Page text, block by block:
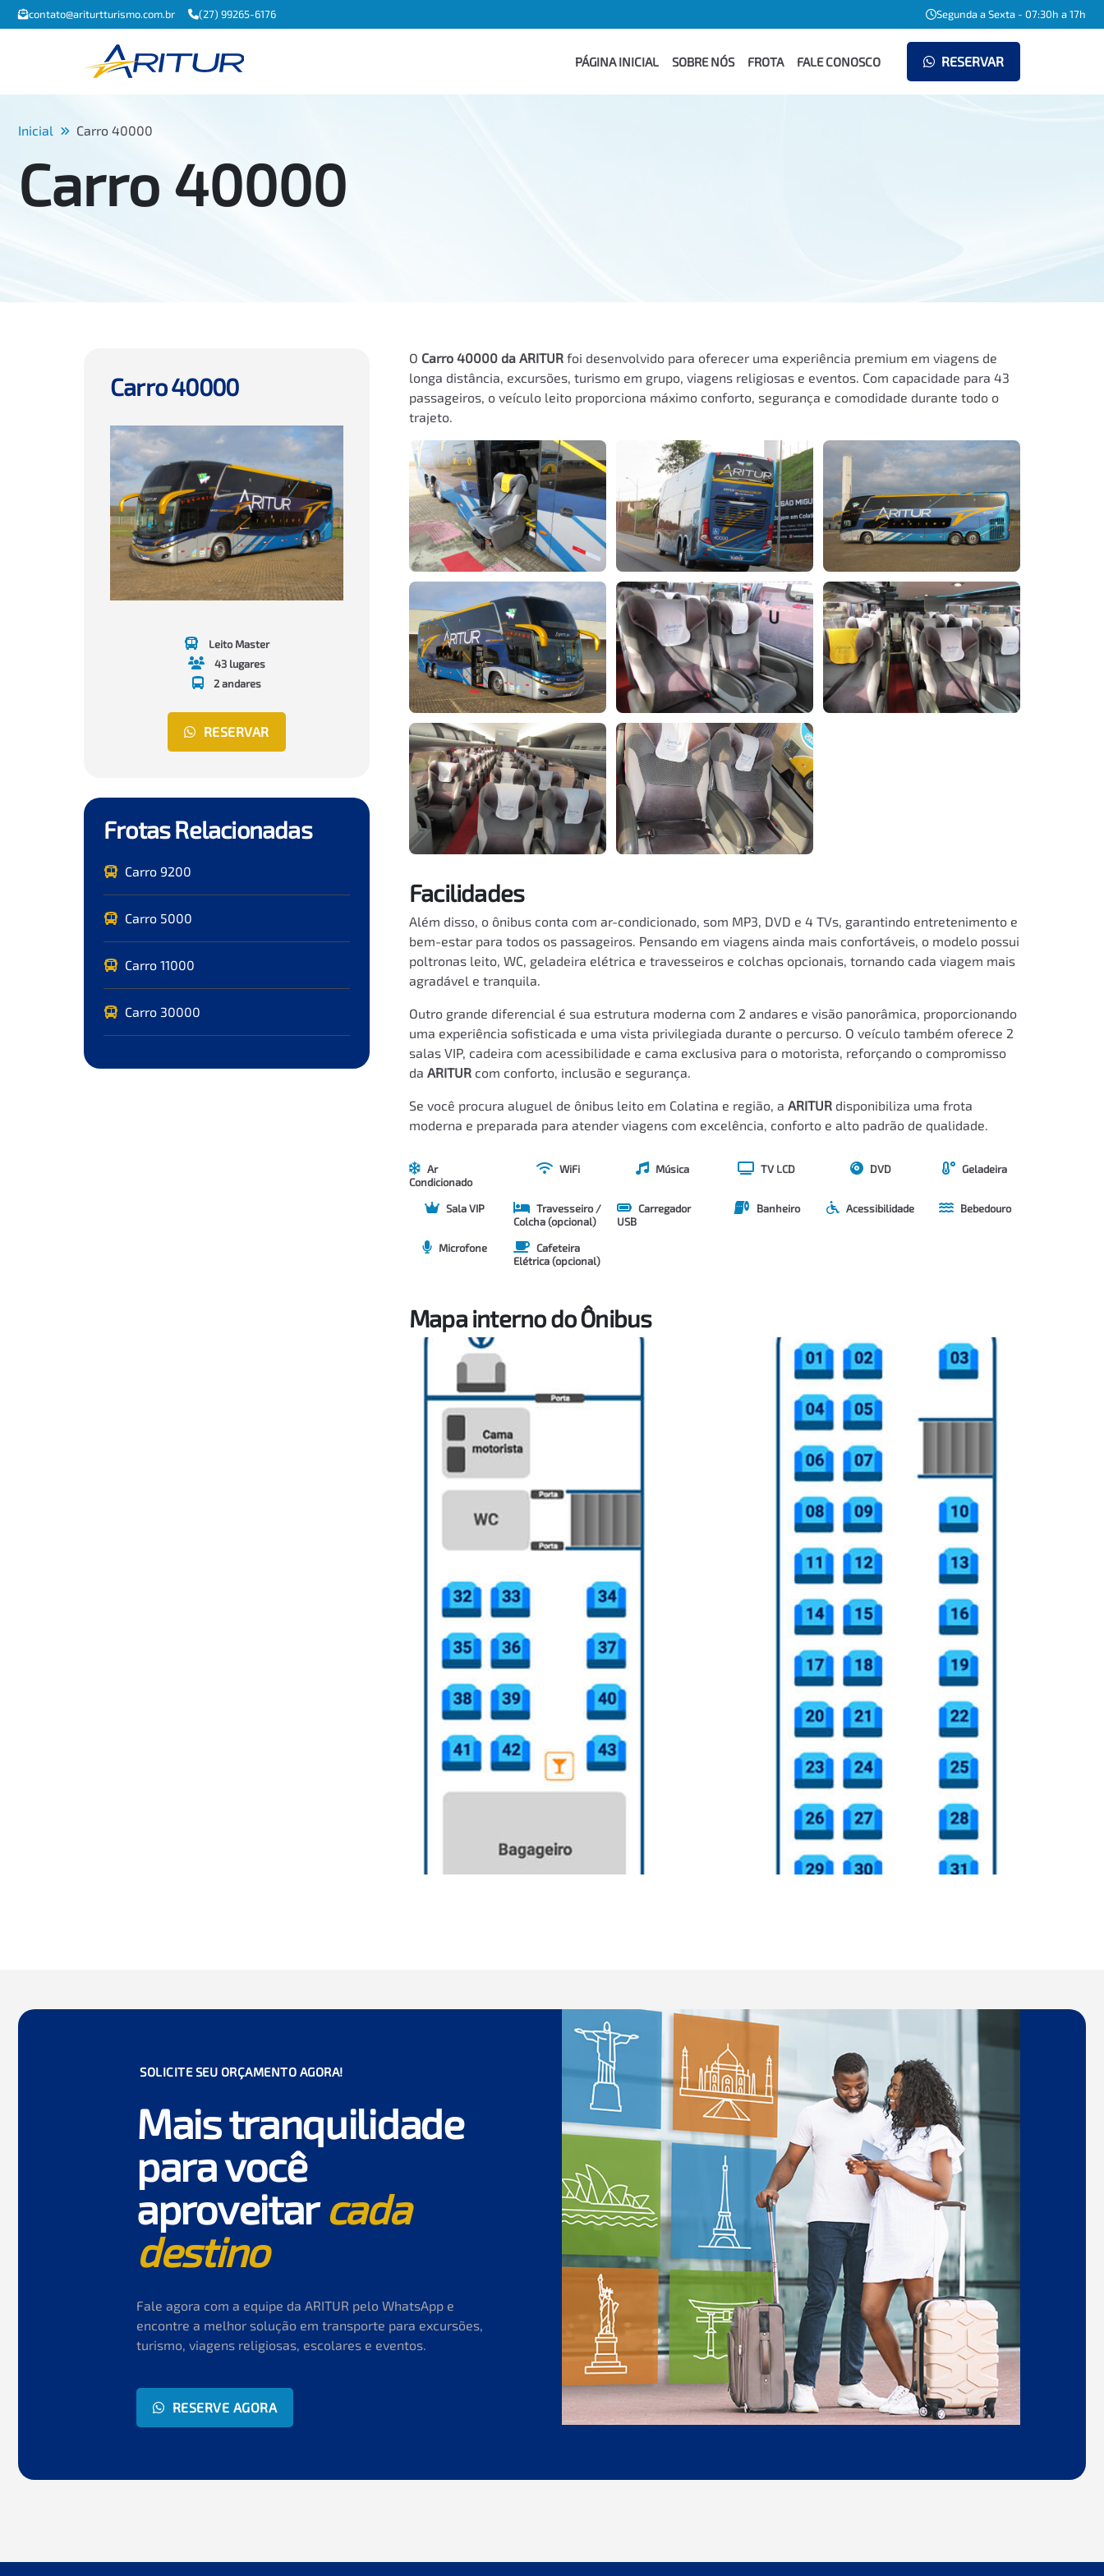
contato@ariturtturismo.com.br (27) 99265-6176 Segunda a Sexta - 07:30h a 17h
PÁGINA INICIAL SOBRE NÓS FROTA FALE CONOSCO RESERVAR
Inicial Carro 40000
Carro 40000
Carro 40000
Leito Master
43 lugares
2 andares
RESERVAR
Frotas Relacionadas
Carro 9200
Carro 5000
Carro 11000
Carro 30000
O Carro 40000 da ARITUR foi desenvolvido para oferecer uma experiência premium em viagens de
longa distância, excursões, turismo em grupo, viagens religiosas e eventos. Com capacidade para 43
passageiros, o veículo leito proporciona máximo conforto, segurança e comodidade durante todo o
trajeto.
Facilidades
Além disso, o ônibus conta com ar-condicionado, som MP3, DVD e 4 TVs, garantindo entretenimento e
bem-estar para todos os passageiros. Pensando em viagens ainda mais confortáveis, o modelo possui
poltronas leito, WC, geladeira elétrica e travesseiros e colchas opcionais, tornando cada viagem mais
agradável e tranquila.
Outro grande diferencial é sua estrutura moderna com 2 andares e visão panorâmica, proporcionando
uma experiência sofisticada e uma vista privilegiada durante o percurso. O veículo também oferece 2
salas VIP, cadeira com acessibilidade e cama exclusiva para o motorista, reforçando o compromisso
da ARITUR com conforto, inclusão e segurança.
Se você procura aluguel de ônibus leito em Colatina e região, a ARITUR disponibiliza uma frota
moderna e preparada para atender viagens com excelência, conforto e alto padrão de qualidade.
Ar
Condicionado
WiFi Música TV LCD DVD Geladeira
Sala VIP
Travesseiro /
Colcha (opcional)
Carregador
USB
Banheiro Acessibilidade Bebedouro
Microfone
Cafeteira
Elétrica (opcional)
Mapa interno do Ônibus
SOLICITE SEU ORÇAMENTO AGORA!
Mais tranquilidade
para você
aproveitarcada
destino
Fale agora com a equipe da ARITUR pelo WhatsApp e
encontre a melhor solução em transporte para excursões,
turismo, viagens religiosas, escolares e eventos.
RESERVE AGORA